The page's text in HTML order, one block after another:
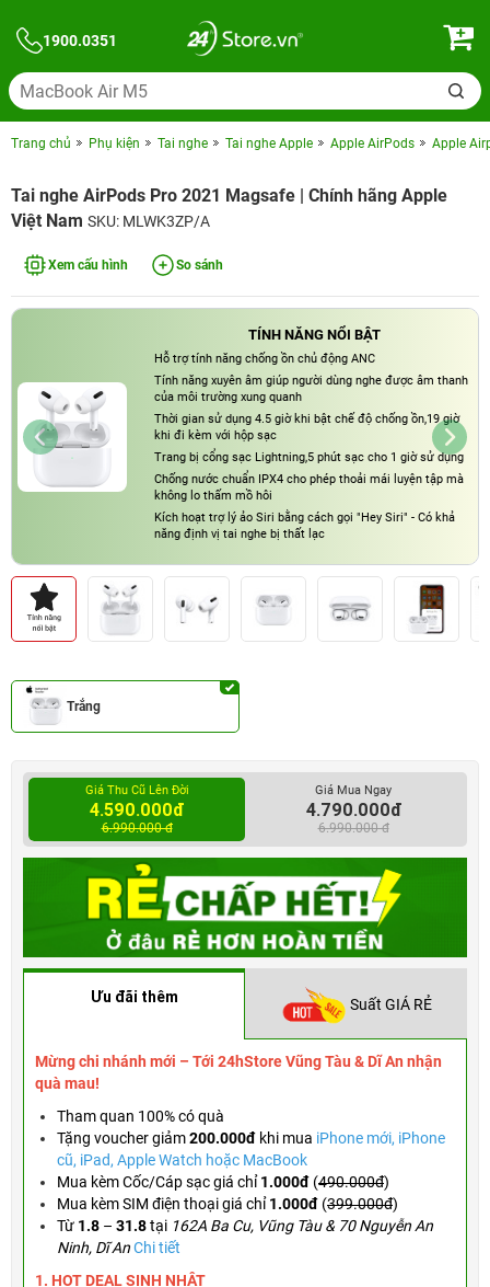
1900.0351
Trang chủ Phụ kiện Tai nghe Tai nghe Apple Apple AirPods Apple
Tai nghe AirPods Pro 2021 Magsafe | Chính hãng Apple
Việt Nam SKU: MLWK3ZP/A
Xem cấu hình So sánh
TÍNH NĂNG NỔI BẬT
Hỗ trợ tính năng chống ồn chủ động ANC
Tính năng xuyên âm giúp người dùng nghe được âm thanh
của môi trường xung quanh
Thời gian sử dụng 4.5 giờ khi bật chế độ chống ồn,19 giờ
khi đi kèm với hộp sạc
Trang bị cổng sạc Lightning,5 phút sạc cho 1 giờ sử dụng
Chống nước chuẩn IPX4 cho phép thoải mái luyện tập mà
không lo thấm mồ hôi
Kích hoạt trợ lý ảo Siri bằng cách gọi "Hey Siri" - Có khả
năng định vị tai nghe bị thất lạc
Trắng
Giá Thu Cũ Lên Đời
4.590.000đ
6.990.000 đ
Giá Mua Ngay
4.790.000đ
6.990.000 đ
Ưu đãi thêm Suất GIÁ RẺ
Mừng chi nhánh mới – Tới 24hStore Vũng Tàu & Dĩ An nhận
quà mau!
Tham quan 100% có quà
Tặng vouchergiảm200.000đ khi mua iPhone mới, iPhone
cũ, iPad, Apple Watch hoặc MacBook
Mua kèm Cốc/Cáp sạc giá chỉ1.000đ (490.000đ)
Mua kèm SIM điện thoại giá chỉ1.000đ (399.000đ)
Từ 1.8 – 31.8tại 162A Ba Cu, Vũng Tàu & 70 Nguyễn An
Ninh, Dĩ AnChi tiết
1. HOT DEAL SINH NHẬT